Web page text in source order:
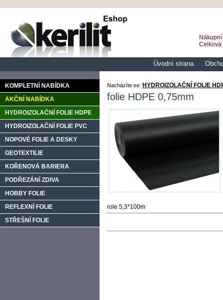
Nacházíte se: HYDROIZOLAČNÍ FOLIE
folie HDPE 0,75mm
role 5,3*100m
KOMPLETNÍ NABÍDKA
AKČNÍ NABÍDKA
HYDROIZOLAČNÍ FOLIE HDPE
HYDROIZOLAČNÍ FOLIE PVC
NOPOVÉ FOLIE A DESKY
GEOTEXTILIE
KOŘENOVÁ BARIERA
PODŘEZÁNÍ ZDIVA
HOBBY FOLIE
REFLEXNÍ FOLIE
STŘEŠNÍ FOLIE
Úvodní strana